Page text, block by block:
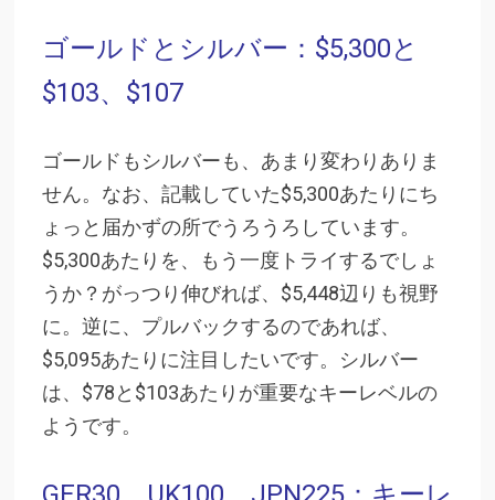
ゴールドとシルバー：$5,300と
$103、$107
ゴールドもシルバーも、あまり変わりありま
せん。なお、記載していた$5,300あたりにち
ょっと届かずの所でうろうろしています。
$5,300あたりを、もう一度トライするでしょ
うか？がっつり伸びれば、$5,448辺りも視野
に。逆に、プルバックするのであれば、
$5,095あたりに注目したいです。シルバー
は、$78と$103あたりが重要なキーレベルの
ようです。